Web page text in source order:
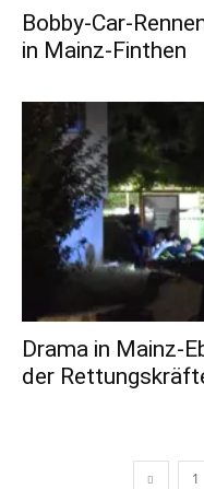
Bobby-Car-
in Mainz-Finthen
Drama in Mainz-
der
1